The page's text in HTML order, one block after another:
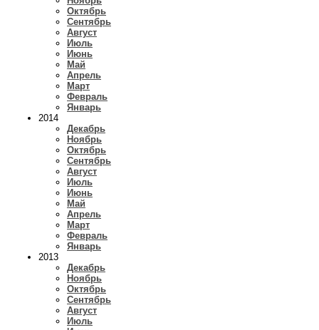
Октябрь
Сентябрь
Август
Июль
Июнь
Май
Апрель
Март
Февраль
Январь
2014
Декабрь
Ноябрь
Октябрь
Сентябрь
Август
Июль
Июнь
Май
Апрель
Март
Февраль
Январь
2013
Декабрь
Ноябрь
Октябрь
Сентябрь
Август
Июль